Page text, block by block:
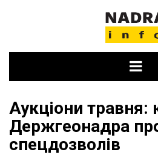
Аукціони травня:
Держгеонадра
спецдозволів